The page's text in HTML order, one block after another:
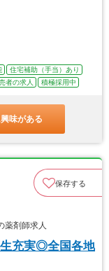
住宅補助（手当）あり
者の求人 積極採用中
味がある
保存する
薬剤師求人
生充実◎全国各地